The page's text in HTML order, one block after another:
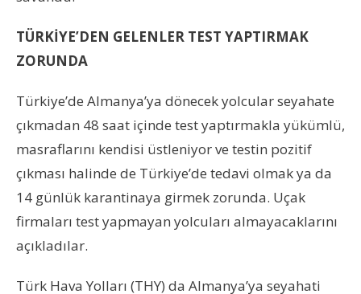
TÜRKİYE’DEN GELENLER TEST YAPTIRMAK
ZORUNDA
Türkiye’de Almanya’ya dönecek yolcular seyahate
çıkmadan 48 saat içinde test yaptırmakla yükümlü,
masraflarını kendisi üstleniyor ve testin pozitif
çıkması halinde de Türkiye’de tedavi olmak ya da
14 günlük karantinaya girmek zorunda. Uçak
firmaları test yapmayan yolcuları almayacaklarını
açıkladılar.
Türk Hava Yolları (THY) da Almanya’ya seyahati